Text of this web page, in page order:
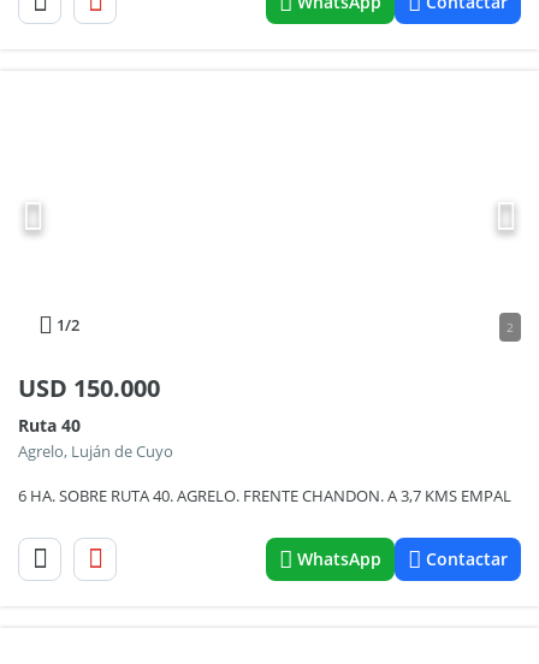
1/2 2
USD 150.000
Ruta 40
Agrelo, Luján de Cuyo
6 HA. SOBRE RUTA 40. AGRELO. FRENTE CHANDON. A 3,7 KMS EMPAL
WhatsApp Contactar